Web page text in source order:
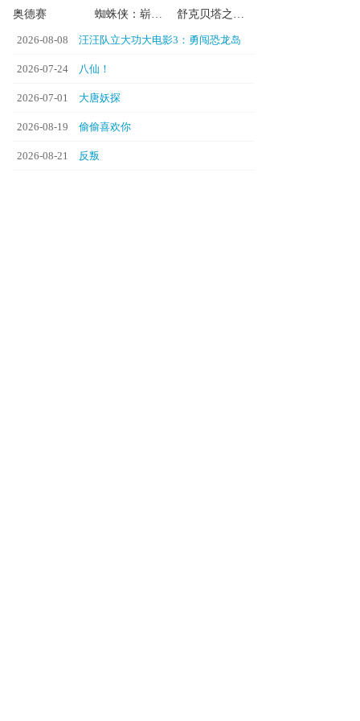
奥德赛 蜘蛛侠：崭新之日 舒克贝塔之微缩人类
2026-08-08 汪汪队立大功大电影3：勇闯恐龙岛
2026-07-24 八仙！
2026-07-01 大唐妖探
2026-08-19 偷偷喜欢你
2026-08-21 反叛